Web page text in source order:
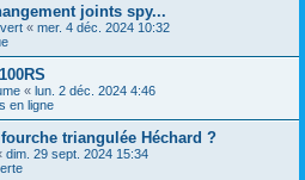
joints spy...
« mer. 4 déc. 2024 10:32
« lun. 2 déc. 2024 4:46
en ligne
triangulée Héchard ?
dim. 29 sept. 2024 15:34